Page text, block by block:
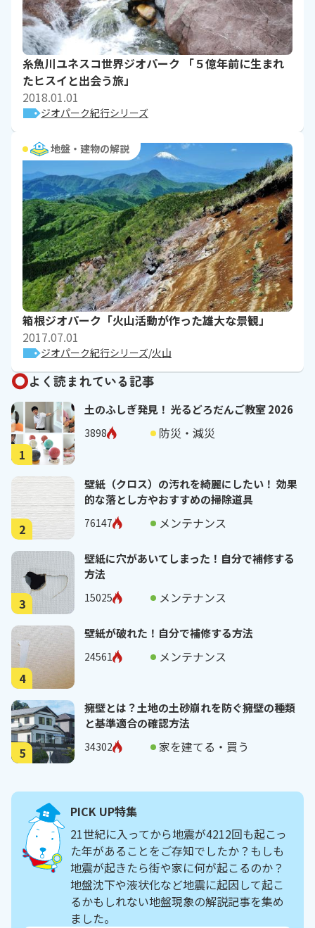
糸魚川ユネスコ世界ジオパーク 「５億年前に生まれ
たヒスイと出会う旅」
2018.01.01
ジオパーク紀行シリーズ
地盤・建物の解説
箱根ジオパーク「火山活動が作った雄大な景観」
2017.07.01
ジオパーク紀行シリーズ 火山
よく読まれている記事
1
土のふしぎ発見！ 光るどろだんご教室 2026
3898 防災・減災
2
壁紙（クロス）の汚れを綺麗にしたい！ 効果
的な落とし方やおすすめの掃除道具
76147 メンテナンス
3
壁紙に穴があいてしまった！自分で補修する
方法
15025 メンテナンス
4
壁紙が破れた！自分で補修する方法
24561 メンテナンス
5
擁壁とは？土地の土砂崩れを防ぐ擁壁の種類
と基準適合の確認方法
34302 家を建てる・買う
PICK UP特集
21世紀に入ってから地震が4212回も起こっ
た年があることをご存知でしたか？もしも
地震が起きたら街や家に何が起こるのか？
地盤沈下や液状化など地震に起因して起こ
るかもしれない地盤現象の解説記事を集め
ました。